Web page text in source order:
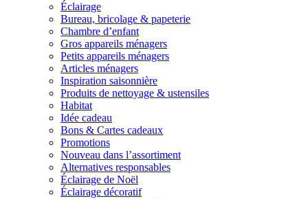
Éclairage
Bureau, bricolage & papeterie
Chambre d’enfant
Gros appareils ménagers
Petits appareils ménagers
Articles ménagers
Inspiration saisonnière
Produits de nettoyage & ustensiles
Habitat
Idée cadeau
Bons & Cartes cadeaux
Promotions
Nouveau dans l’assortiment
Alternatives responsables
Éclairage de Noël
Éclairage décoratif